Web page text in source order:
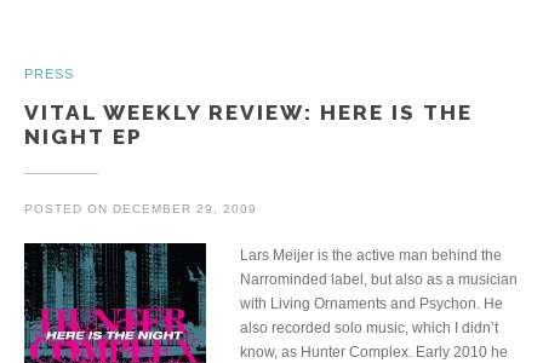
PRESS
VITAL WEEKLY REVIEW: HERE IS THE
NIGHT EP
POSTED ON DECEMBER 29, 2009
Lars Meijer is the active man behind the
Narrominded label, but also as a musician
with Living Ornaments and Psychon. He
also recorded solo music, which I didn’t
know, as Hunter Complex. Early 2010 he